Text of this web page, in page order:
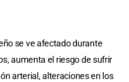
se ve afectado durante
aumenta el riesgo de sufrir
arterial, alteraciones en los